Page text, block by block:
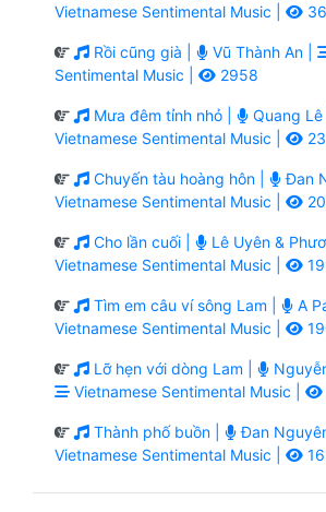
Vietnamese Sentimental Music |
Rồi cũng già | Vũ Thành An |
Sentimental Music |
2958
Mưa đêm tỉnh nhỏ |
Quang Lê
Vietnamese Sentimental Music |
Chuyến tàu hoàng hôn |
Đan
Vietnamese Sentimental Music |
Cho lần cuối |
Lê Uyên &
Vietnamese Sentimental Music |
Tìm em câu ví sông Lam |
A
Vietnamese Sentimental Music |
Lỡ hẹn với dòng Lam |
Vietnamese Sentimental Music |
Thành phố buồn |
Đan
Vietnamese Sentimental Music |